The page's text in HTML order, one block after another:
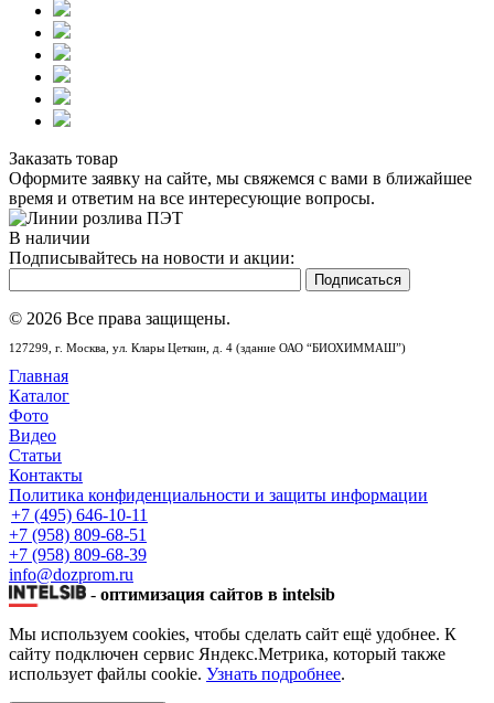
Заказать товар
Оформите заявку на сайте, мы свяжемся с вами в ближайшее
время и ответим на все интересующие вопросы.
В наличии
Подписывайтесь на новости и акции:
© 2026 Все права защищены.
127299, г. Москва, ул. Клары Цеткин, д. 4 (здание ОАО “БИОХИММАШ”)
Главная
Каталог
Фото
Видео
Статьи
Контакты
Политика конфиденциальности и защиты информации
+7 (495) 646-10-11
+7 (958) 809-68-51
+7 (958) 809-68-39
info@dozprom.ru
- оптимизация сайтов в intelsib
Мы используем cookies, чтобы сделать сайт ещё удобнее. К
сайту подключен сервис Яндекс.Метрика, который также
использует файлы cookie. Узнать подробнее.